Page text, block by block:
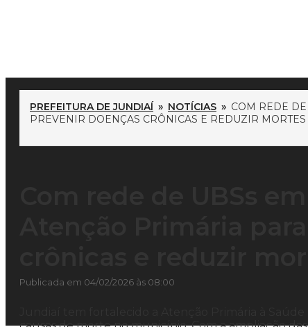
PREFEITURA DE JUNDIAÍ » NOTÍCIAS » COM REDE
PREVENIR DOENÇAS CRÔNICAS E REDUZIR MORTES
Publicada em 04/02/2026 às 08:00